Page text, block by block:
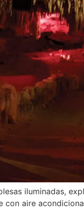
iluminadas,
con aire